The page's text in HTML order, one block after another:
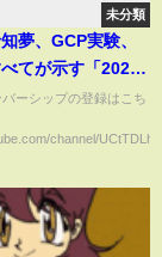
未分類
夢、GCP実験、
てが示す「2025
ーシップの登録はこち
channel/